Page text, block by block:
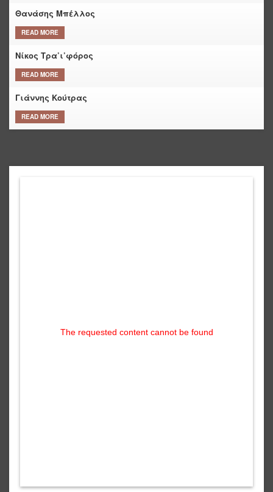
Θανάσης Μπέλλος
READ MORE
Νίκος Τρα’ι’φόρος
READ MORE
Γιάννης Κούτρας
READ MORE
The requested content cannot be found